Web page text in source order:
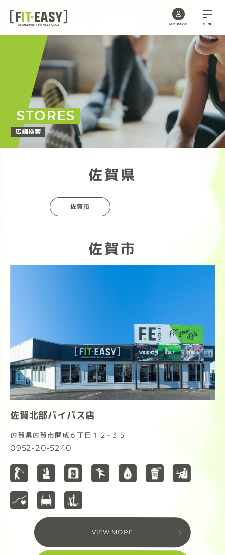
content
MY PAGE MENU
STORES
店舗検索
佐賀県
佐賀市
佐賀市
佐賀北部バイパス店
佐賀県佐賀市開成６丁目１２−３５
0952-20-5240
VIEW MORE